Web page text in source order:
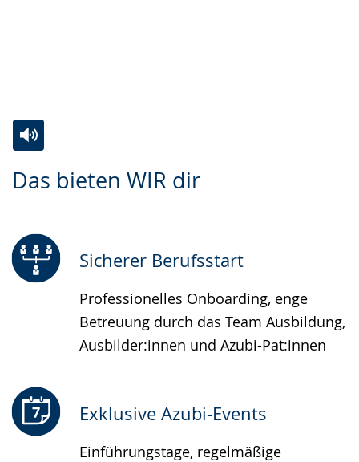
Das bieten WIR dir
Leichten
wechseln.
Audio-
Video
Deutscher
Gebärdensprache
wird
Sicherer Berufsstart
Professionelles Onboarding, enge
Betreuung durch das Team Ausbildung,
Ausbilder:innen und Azubi-Pat:innen
Exklusive Azubi-Events
Einführungstage, regelmäßige